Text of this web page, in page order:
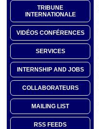
TRIBUNE
INTERNATIONALE
VIDÉOS CONFÉRENCES
SERVICES
INTERNSHIP AND JOBS
COLLABORATEURS
MAILING LIST
RSS FEEDS